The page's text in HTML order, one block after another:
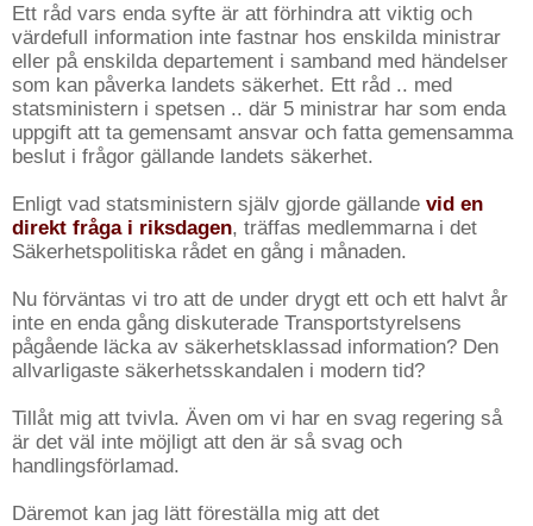
Ett råd vars enda syfte är att förhindra att viktig och
värdefull information inte fastnar hos enskilda ministrar
eller på enskilda departement i samband med händelser
som kan påverka landets säkerhet. Ett råd .. med
statsministern i spetsen .. där 5 ministrar har som enda
uppgift att ta gemensamt ansvar och fatta gemensamma
beslut i frågor gällande landets säkerhet.
Enligt vad statsministern själv gjorde gällande vid en
direkt fråga i riksdagen, träffas medlemmarna i det
Säkerhetspolitiska rådet en gång i månaden.
Nu förväntas vi tro att de under drygt ett och ett halvt år
inte en enda gång diskuterade Transportstyrelsens
pågående läcka av säkerhetsklassad information? Den
allvarligaste säkerhetsskandalen i modern tid?
Tillåt mig att tvivla. Även om vi har en svag regering så
är det väl inte möjligt att den är så svag och
handlingsförlamad.
Däremot kan jag lätt föreställa mig att det